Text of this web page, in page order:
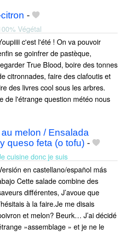
-
Végétal
c'est l'été ! On va pouvoir
se goinfrer de pastèque,
True Blood, boire des tonnes
citronnades, faire des clafoutis et
des livres cool sous les arbres.
de l'étrange question météo nous
melon / Ensalada
queso feta (o tofu) -
cuisine donc je suis
en castellano/español más
Cette salade combine des
différentes, J’avoue que
à la faire.Je me disais
et melon? Beurk… J’ai décidé
»assemblage » et je ne le